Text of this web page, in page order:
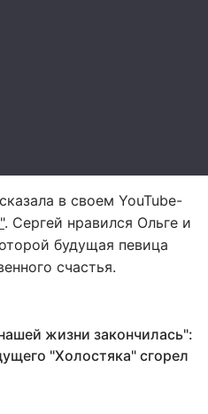
в своем YouTube-
. Сергей нравился Ольге и
будущая певица
счастья.
жизни закончилась":
"Холостяка" сгорел